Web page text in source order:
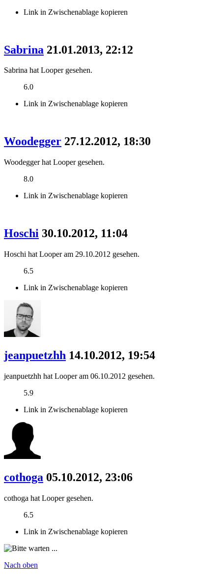
Link in Zwischenablage kopieren
Sabrina 21.01.2013, 22:12
Sabrina hat Looper gesehen.
6.0
Link in Zwischenablage kopieren
Woodegger 27.12.2012, 18:30
Woodegger hat Looper gesehen.
8.0
Link in Zwischenablage kopieren
Hoschi 30.10.2012, 11:04
Hoschi hat Looper am 29.10.2012 gesehen.
6.5
Link in Zwischenablage kopieren
jeanpuetzhh 14.10.2012, 19:54
jeanpuetzhh hat Looper am 06.10.2012 gesehen.
5.9
Link in Zwischenablage kopieren
cothoga 05.10.2012, 23:06
cothoga hat Looper gesehen.
6.5
Link in Zwischenablage kopieren
Nach oben